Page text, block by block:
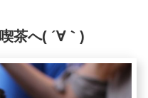
茶へ( ´∀｀)